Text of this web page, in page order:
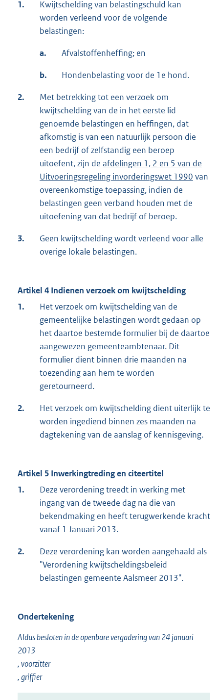
1.
Kwijtschelding van belastingschuld kan
worden verleend voor de volgende
belastingen:
a. Afvalstoffenheffing; en
b. Hondenbelasting voor de 1e hond.
2.
Met betrekking tot een verzoek om
kwijtschelding van de in het eerste lid
genoemde belastingen en heffingen, dat
afkomstig is van een natuurlijk persoon die
een bedrijf of zelfstandig een beroep
uitoefent, zijn de afdelingen 1, 2 en 5 van de
Uitvoeringsregeling invorderingswet 1990 van
overeenkomstige toepassing, indien de
belastingen geen verband houden met de
uitoefening van dat bedrijf of beroep.
3.
Geen kwijtschelding wordt verleend voor alle
overige lokale belastingen.
Artikel 4 Indienen verzoek om kwijtschelding
1.
Het verzoek om kwijtschelding van de
gemeentelijke belastingen wordt gedaan op
het daartoe bestemde formulier bij de daartoe
aangewezen gemeenteambtenaar. Dit
formulier dient binnen drie maanden na
toezending aan hem te worden
geretourneerd.
2.
Het verzoek om kwijtschelding dient uiterlijk te
worden ingediend binnen zes maanden na
dagtekening van de aanslag of kennisgeving.
Artikel 5 Inwerkingtreding en citeertitel
1.
Deze verordening treedt in werking met
ingang van de tweede dag na die van
bekendmaking en heeft terugwerkende kracht
vanaf 1 Januari 2013.
2.
Deze verordening kan worden aangehaald als
"Verordening kwijtscheldingsbeleid
belastingen gemeente Aalsmeer 2013".
Ondertekening
Aldus besloten in de openbare vergadering van 24 januari
2013
, voorzitter
, griffier